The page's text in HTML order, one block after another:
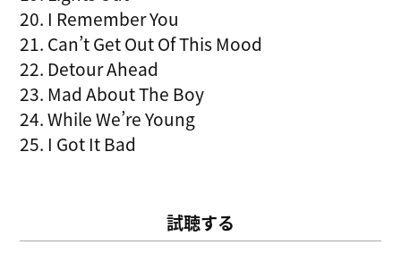
20. I Remember You
21. Can’t Get Out Of This Mood
22. Detour Ahead
23. Mad About The Boy
24. While We’re Young
25. I Got It Bad
試聴する